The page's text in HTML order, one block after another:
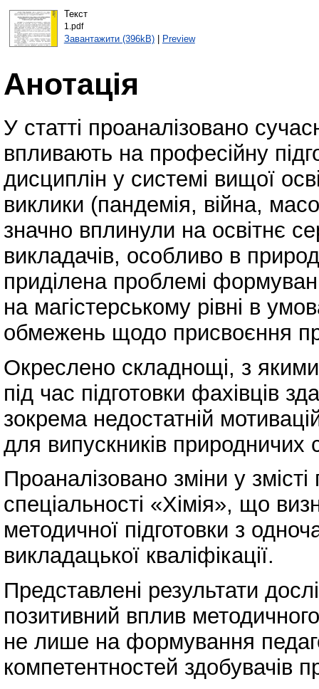
Текст
1.pdf
Завантажити (396kB)| Preview
Анотація
У статті проаналізовано
впливають на професійну
дисциплін у системі вищої
виклики (пандемія, війна,
значно вплинули на освітнє
викладачів, особливо в
приділена проблемі
на магістерському рівні в
обмежень щодо присвоєння
Окреслено складнощі, з
під час підготовки фахівців
зокрема недостатній
для випускників природничих
Проаналізовано зміни у змісті
спеціальності «Хімія», що
методичної підготовки з
викладацької кваліфікації.
Представлені результати
позитивний вплив
не лише на формування
компетентностей здобувачів